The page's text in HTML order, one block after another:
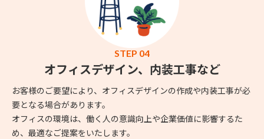
STEP 04
オフィスデザイン、内装工事など
お客様のご要望により、オフィスデザインの作成や内装工事が必
要となる場合があります。
オフィスの環境は、働く人の意識向上や企業価値に影響するた
め、最適なご提案をいたします。